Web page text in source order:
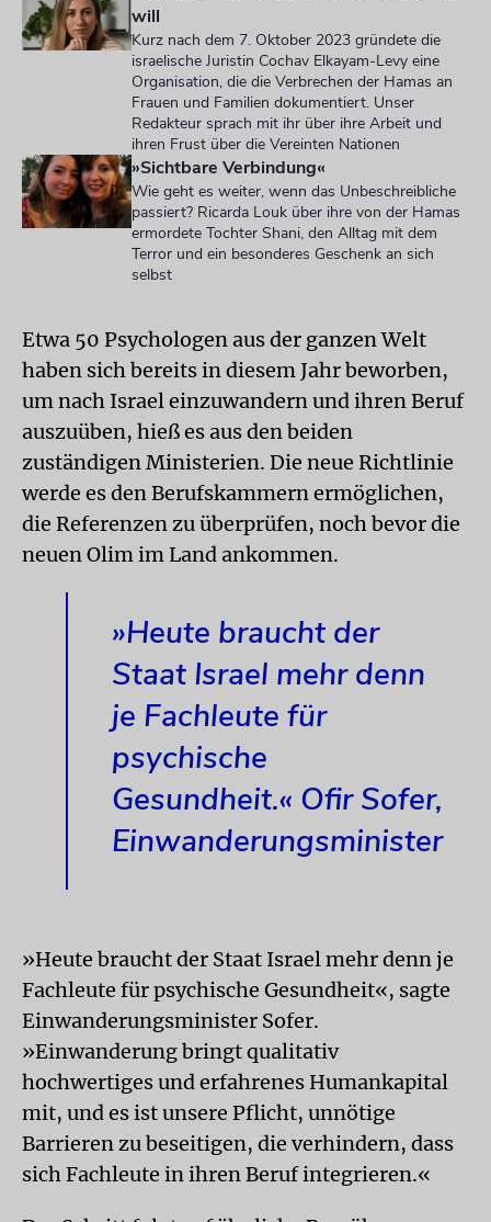
will
Kurz nach dem 7. Oktober 2023 gründete die
israelische Juristin Cochav Elkayam-Levy eine
Organisation, die die Verbrechen der Hamas an
Frauen und Familien dokumentiert. Unser
Redakteur sprach mit ihr über ihre Arbeit und
ihren Frust über die Vereinten Nationen
»Sichtbare Verbindung«
Wie geht es weiter, wenn das Unbeschreibliche
passiert? Ricarda Louk über ihre von der Hamas
ermordete Tochter Shani, den Alltag mit dem
Terror und ein besonderes Geschenk an sich
selbst
Etwa 50 Psychologen aus der ganzen Welt
haben sich bereits in diesem Jahr beworben,
um nach Israel einzuwandern und ihren Beruf
auszuüben, hieß es aus den beiden
zuständigen Ministerien. Die neue Richtlinie
werde es den Berufskammern ermöglichen,
die Referenzen zu überprüfen, noch bevor die
neuen Olim im Land ankommen.
»Heute braucht der
Staat Israel mehr denn
je Fachleute für
psychische
Gesundheit.« Ofir Sofer,
Einwanderungsminister
»Heute braucht der Staat Israel mehr denn je
Fachleute für psychische Gesundheit«, sagte
Einwanderungsminister Sofer.
»Einwanderung bringt qualitativ
hochwertiges und erfahrenes Humankapital
mit, und es ist unsere Pflicht, unnötige
Barrieren zu beseitigen, die verhindern, dass
sich Fachleute in ihren Beruf integrieren.«